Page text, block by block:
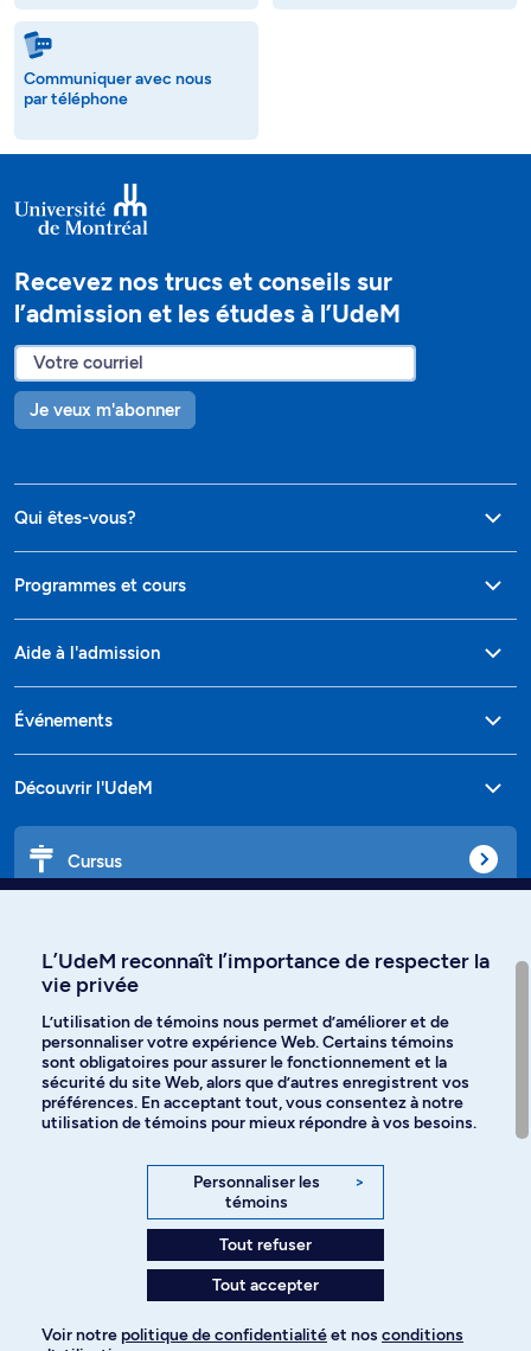
Communiquer avec nous
par téléphone
Recevez nos trucs et conseils sur
l’admission et les études à l’UdeM
Je veux m'abonner
Qui êtes-vous?
Programmes et cours
Aide à l'admission
Événements
Découvrir l'UdeM
Cursus
Langues
Facebook Instagram
YouTube
Politique de confidentialité
L’UdeM reconnaît l’importance de respecter la
vie privée
L’utilisation de témoins nous permet d’améliorer et de
personnaliser votre expérience Web. Certains témoins
sont obligatoires pour assurer le fonctionnement et la
sécurité du site Web, alors que d’autres enregistrent vos
préférences. En acceptant tout, vous consentez à notre
utilisation de témoins pour mieux répondre à vos besoins.
Personnaliser les
témoins
>
Tout refuser
Tout accepter
Voir notre politique de confidentialitéet nos conditions